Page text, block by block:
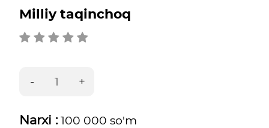
Milliy taqinchoq
Narxi :100 000 so'm